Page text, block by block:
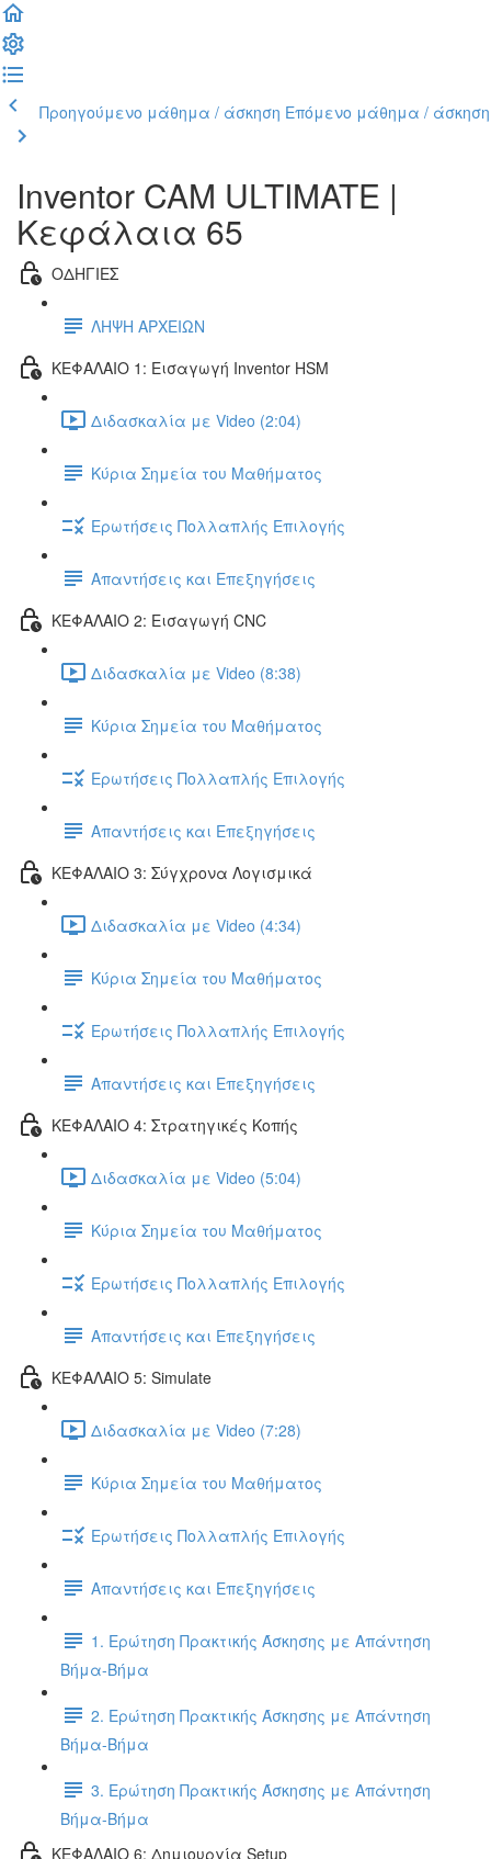
Προηγούμενο μάθημα / άσκηση Επόμενο μάθημα / άσκηση
Inventor CAM ULTIMATE |
Κεφάλαια 65
ΟΔΗΓΙΕΣ
ΛΗΨΗ ΑΡΧΕΙΩΝ
ΚΕΦΑΛΑΙΟ 1: Εισαγωγή Inventor HSM
Διδασκαλία με Video (2:04)
Κύρια Σημεία του Μαθήματος
Ερωτήσεις Πολλαπλής Επιλογής
Απαντήσεις και Επεξηγήσεις
ΚΕΦΑΛΑΙΟ 2: Εισαγωγή CNC
Διδασκαλία με Video (8:38)
Κύρια Σημεία του Μαθήματος
Ερωτήσεις Πολλαπλής Επιλογής
Απαντήσεις και Επεξηγήσεις
ΚΕΦΑΛΑΙΟ 3: Σύγχρονα Λογισμικά
Διδασκαλία με Video (4:34)
Κύρια Σημεία του Μαθήματος
Ερωτήσεις Πολλαπλής Επιλογής
Απαντήσεις και Επεξηγήσεις
ΚΕΦΑΛΑΙΟ 4: Στρατηγικές Κοπής
Διδασκαλία με Video (5:04)
Κύρια Σημεία του Μαθήματος
Ερωτήσεις Πολλαπλής Επιλογής
Απαντήσεις και Επεξηγήσεις
ΚΕΦΑΛΑΙΟ 5: Simulate
Διδασκαλία με Video (7:28)
Κύρια Σημεία του Μαθήματος
Ερωτήσεις Πολλαπλής Επιλογής
Απαντήσεις και Επεξηγήσεις
1. Ερώτηση Πρακτικής Άσκησης με Απάντηση
Βήμα-Βήμα
2. Ερώτηση Πρακτικής Άσκησης με Απάντηση
Βήμα-Βήμα
3. Ερώτηση Πρακτικής Άσκησης με Απάντηση
Βήμα-Βήμα
ΚΕΦΑΛΑΙΟ 6: Δημιουργία Setup